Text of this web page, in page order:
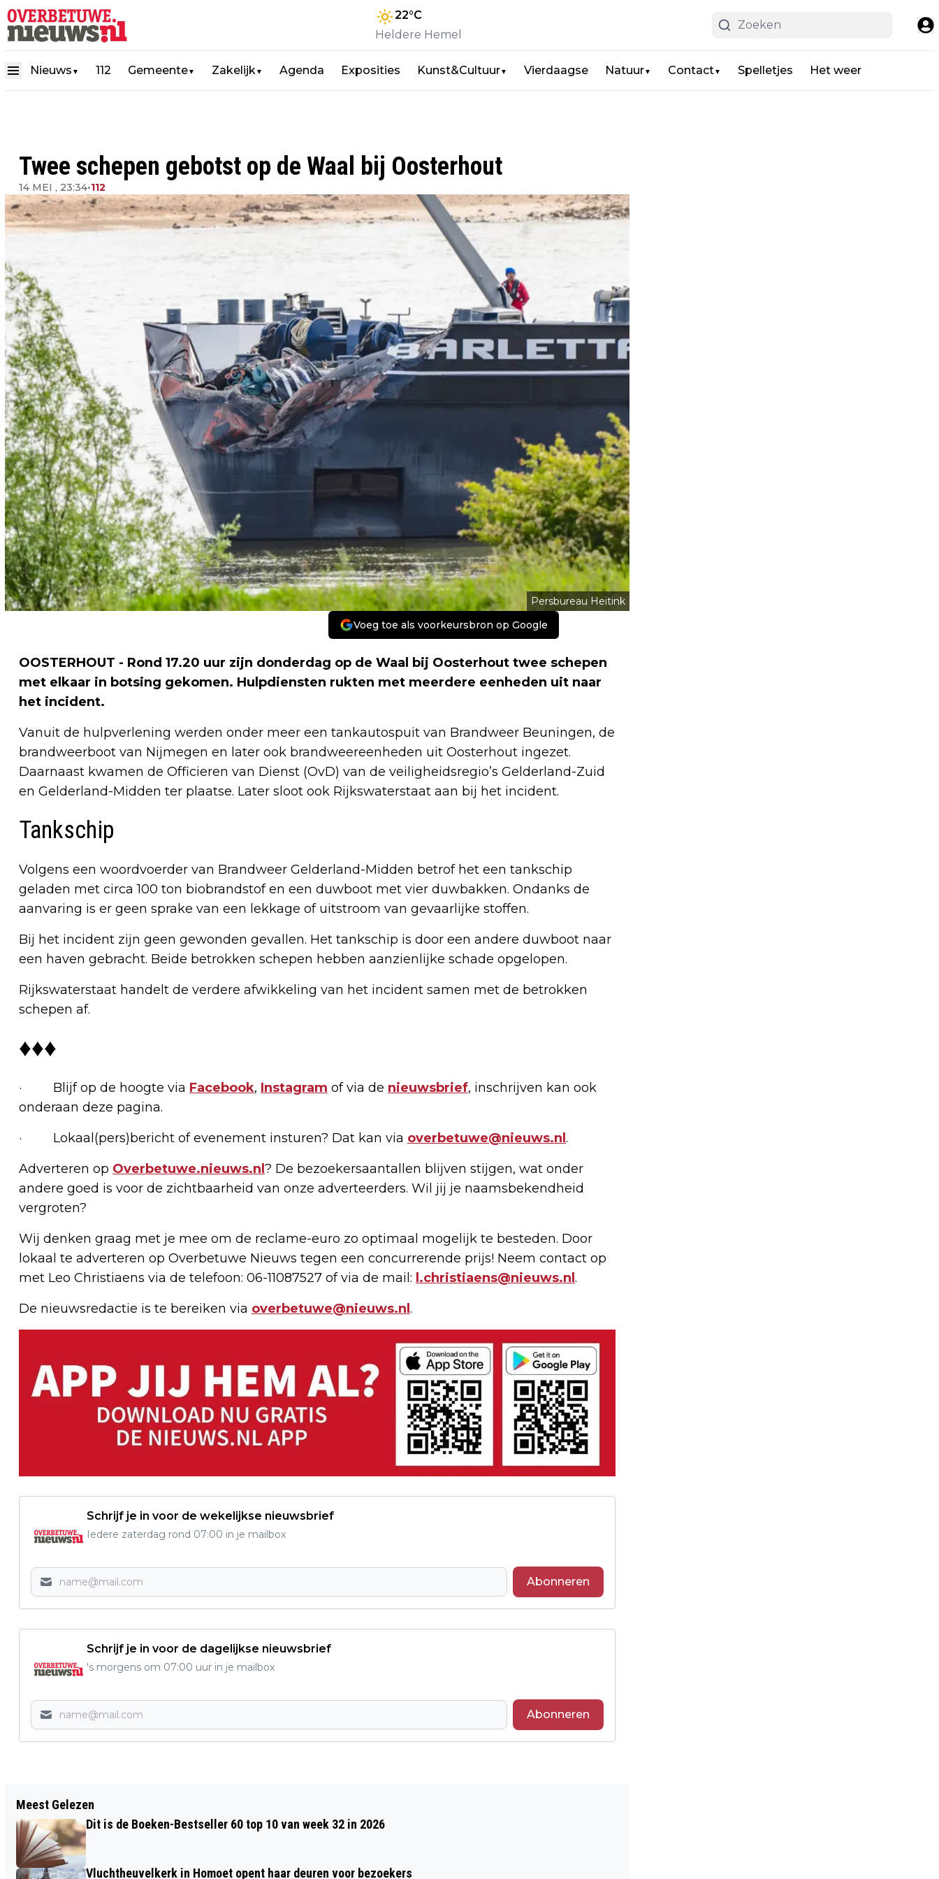
22°C
Heldere Hemel
Nieuws ▼ 112 Gemeente▼ Zakelijk▼ Agenda Exposities Kunst&Cultuur▼ Vierdaagse Natuur▼ Contact▼ Spelletjes Het weer
Twee schepen gebotst op de Waal bij Oosterhout
14 MEI , 23:34•112
Persbureau Heitink
Voeg toe als voorkeursbron op Google
OOSTERHOUT - Rond 17.20 uur zijn donderdag op de Waal bij Oosterhout twee schepen
met elkaar in botsing gekomen. Hulpdiensten rukten met meerdere eenheden uit naar
het incident.
Vanuit de hulpverlening werden onder meer een tankautospuit van Brandweer Beuningen, de
brandweerboot van Nijmegen en later ook brandweereenheden uit Oosterhout ingezet.
Daarnaast kwamen de Officieren van Dienst (OvD) van de veiligheidsregio’s Gelderland-Zuid
en Gelderland-Midden ter plaatse. Later sloot ook Rijkswaterstaat aan bij het incident.
Tankschip
Volgens een woordvoerder van Brandweer Gelderland-Midden betrof het een tankschip
geladen met circa 100 ton biobrandstof en een duwboot met vier duwbakken. Ondanks de
aanvaring is er geen sprake van een lekkage of uitstroom van gevaarlijke stoffen.
Bij het incident zijn geen gewonden gevallen. Het tankschip is door een andere duwboot naar
een haven gebracht. Beide betrokken schepen hebben aanzienlijke schade opgelopen.
Rijkswaterstaat handelt de verdere afwikkeling van het incident samen met de betrokken
schepen af.
♦♦♦
· Blijf op de hoogte via Facebook, Instagram of via de nieuwsbrief, inschrijven kan ook
onderaan deze pagina.
· Lokaal(pers)bericht of evenement insturen? Dat kan via overbetuwe@nieuws.nl .
Adverteren op Overbetuwe.nieuws.nl ? De bezoekersaantallen blijven stijgen, wat onder
andere goed is voor de zichtbaarheid van onze adverteerders. Wil jij je naamsbekendheid
vergroten?
Wij denken graag met je mee om de reclame-euro zo optimaal mogelijk te besteden. Door
lokaal te adverteren op Overbetuwe Nieuws tegen een concurrerende prijs! Neem contact op
met Leo Christiaens via de telefoon: 06-11087527 of via de mail: l.christiaens@nieuws.nl .
De nieuwsredactie is te bereiken via overbetuwe@nieuws.nl .
Schrijf je in voor de wekelijkse nieuwsbrief
Iedere zaterdag rond 07:00 in je mailbox
Abonneren
Schrijf je in voor de dagelijkse nieuwsbrief
's morgens om 07:00 uur in je mailbox
Abonneren
OECUMENISCHE PINKSTERVIERING 2026
BIJ DE KOM IN HEMMEN
WEER IN AANKOMST
Meest Gelezen
Dit is de Boeken-Bestseller 60 top 10 van week 32 in 2026
Vluchtheuvelkerk in Homoet opent haar deuren voor bezoekers